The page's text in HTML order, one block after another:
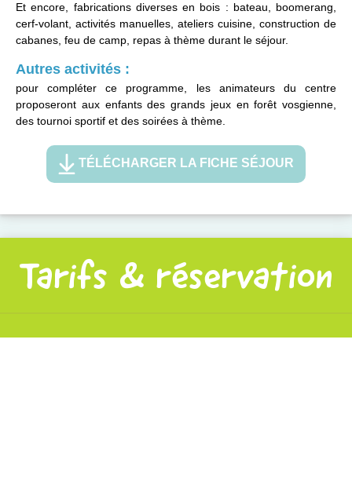
Et encore, fabrications diverses en bois : bateau, boomerang,
cerf-volant, activités manuelles, ateliers cuisine, construction de
cabanes, feu de camp, repas à thème durant le séjour.
Autres activités :
pour compléter ce programme, les animateurs du centre
proposeront aux enfants des grands jeux en forêt vosgienne,
des tournoi sportif et des soirées à thème.
TÉLÉCHARGER LA FICHE SÉJOUR
Tarifs & réservation